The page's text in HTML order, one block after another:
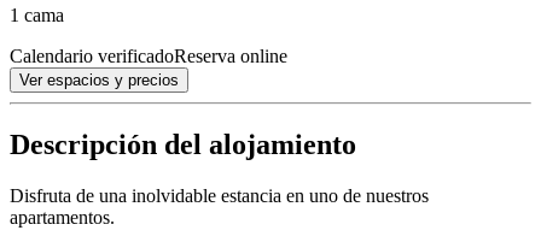
1 cama
Calendario verificadoReserva online
Ver espacios y precios
Descripción del alojamiento
Disfruta de una inolvidable estancia en uno de nuestros
apartamentos.